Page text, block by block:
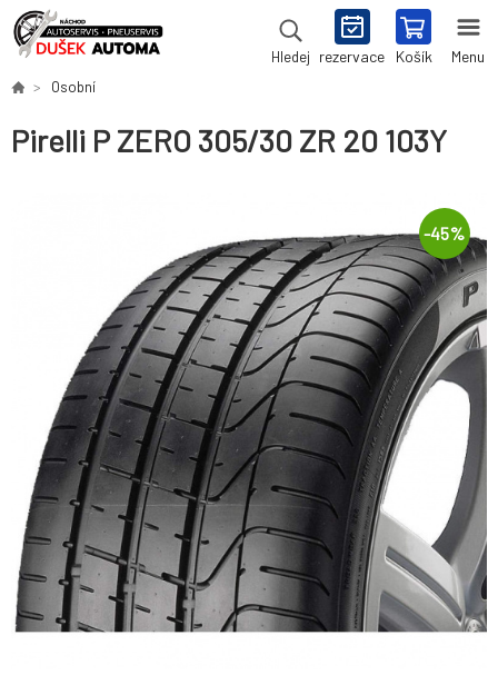
Hledej rezervace Košík Menu
Osobní
Pirelli P ZERO 305/30 ZR 20 103Y
-45%